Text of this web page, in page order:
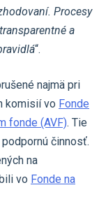
Procesy
a
“.
najmä pri
komisií vo Fonde
fonde (AVF). Tie
činnosť.
na
vo Fonde na